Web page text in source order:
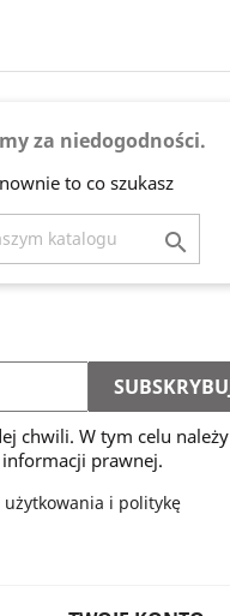
za niedogodności.
to co szukasz

chwili. W tym celu należy
informacji prawnej.
i politykę